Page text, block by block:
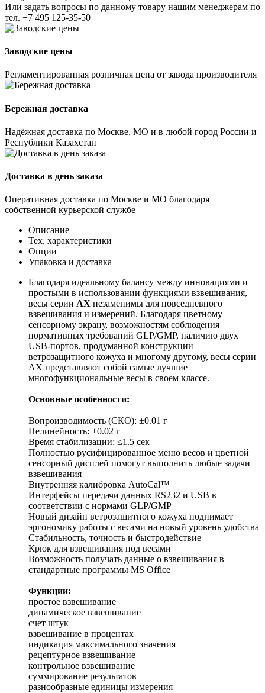
Или задать вопросы по данному товару нашим менеджерам по
тел. +7 495 125-35-50
Заводские цены
Регламентированная розничная цена от завода производителя
Бережная доставка
Надёжная доставка по Москве, МО и в любой город России и
Республики Казахстан
Доставка в день заказа
Оперативная доставка по Москве и МО благодаря
собственной курьерской службе
Описание
Тех. характеристики
Опции
Упаковка и доставка
Благодаря идеальному балансу между инновациями и
простыми в использовании функциями взвешивания,
весы серии АХ незаменимы для повседневного
взвешивания и измерений. Благодаря цветному
сенсорному экрану, возможностям соблюдения
нормативных требований GLP/GMP, наличию двух
USB-портов, продуманной конструкции
ветрозащитного кожуха и многому другому, весы серии
АХ представляют собой самые лучшие
многофункциональные весы в своем классе.
Основные особенности:
Вопроизводимость (СКО): ±0.01 г
Нелинейность: ±0.02 г
Время стабилизации: ≤1.5 сек
Полностью русифицированное меню весов и цветной
сенсорный дисплей помогут выполнить любые задачи
взвешивания
Внутренняя калибровка AutoCal™
Интерфейсы передачи данных RS232 и USB в
соответствии с нормами GLP/GMP
Новый дизайн ветрозащитного кожуха поднимает
эргономику работы с весами на новый уровень удобства
Стабильность, точность и быстродействие
Крюк для взвешивания под весами
Возможность получать данные о взвешивания в
стандартные программы MS Office
Функции:
простое взвешивание
динамическое взвешивание
счет штук
взвешивание в процентах
индикация максимального значения
рецептурное взвешивание
контрольное взвешивание
суммирование результатов
разнообразные единицы измерения